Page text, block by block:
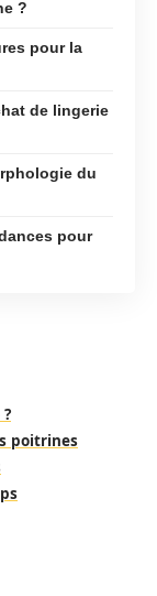
?
pour la
de lingerie
du
pour
poitrines